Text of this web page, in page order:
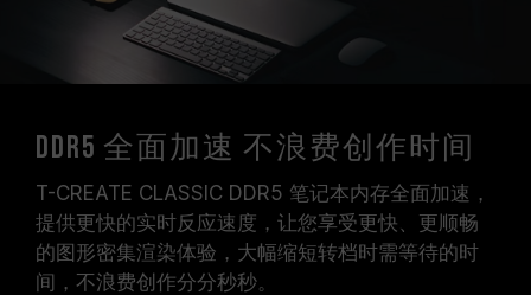
DDR5 全面加速 不浪费创作时间
T-CREATE CLASSIC DDR5 笔记本内存全面加速，
提供更快的实时反应速度，让您享受更快、更顺畅
的图形密集渲染体验，大幅缩短转档时需等待的时
间，不浪费创作分分秒秒。